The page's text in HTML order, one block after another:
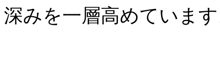
深みを一層高めていま